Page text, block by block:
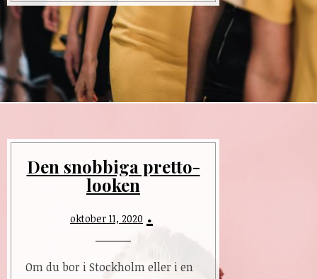
Den snobbiga pretto-
looken
oktober 11, 2020
Om du bor i Stockholm eller i en